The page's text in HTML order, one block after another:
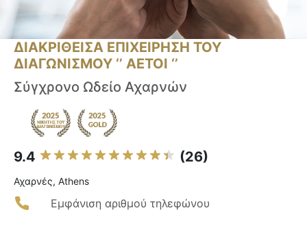
ΔΙΑΚΡΙΘΕΙΣΑ ΕΠΙΧΕΙΡΗΣΗ ΤΟΥ
ΔΙΑΓΩΝΙΣΜΟΥ ‘’ ΑΕΤΟΙ ‘’
Σύγχρονο Ωδείο Αχαρνών
9.4 (26)
Αχαρνές, Athens
Εμφάνιση αριθμού τηλεφώνου